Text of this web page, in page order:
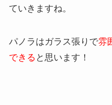
ていきますね。
パノラはガラス張りで雰
できる と思います！